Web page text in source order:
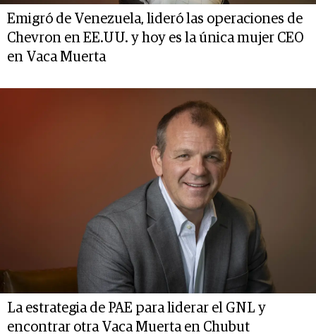
Emigró de Venezuela, lideró las operaciones de
Chevron en EE.UU. y hoy es la única mujer CEO
en Vaca Muerta
La estrategia de PAE para liderar el GNL y
encontrar otra Vaca Muerta en Chubut